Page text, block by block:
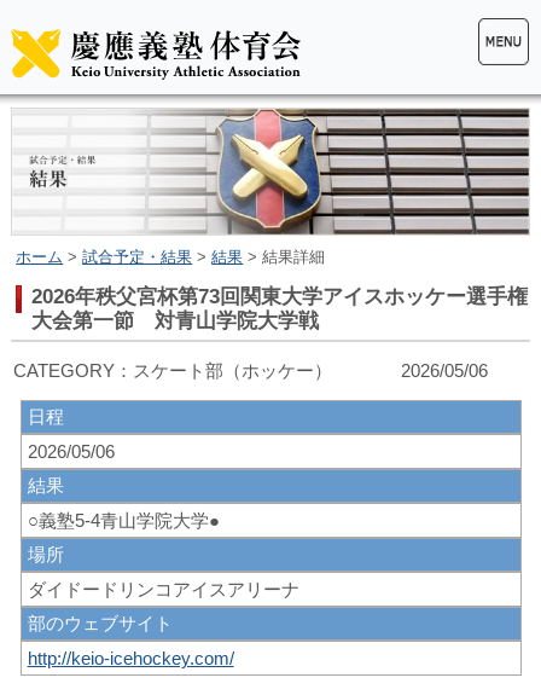
ホーム >試合予定・結果 >結果 > 結果詳細
2026年秩父宮杯第73回関東大学アイスホッケー選手権
大会第一節 対青山学院大学戦
CATEGORY：スケート部（ホッケー） 2026/05/06
日程
2026/05/06
結果
○義塾5-4青山学院大学●
場所
ダイドードリンコアイスアリーナ
部のウェブサイト
http://keio-icehockey.com/